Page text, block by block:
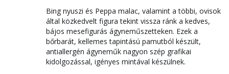
Bing nyuszi és Peppa malac, valamint a többi, ovisok
által közkedvelt figura tekint vissza ránk a kedves,
bájos mesefigurás ágyneműszetteken. Ezek a
bőrbarát, kellemes tapintású pamutból készült,
antiallergén ágyneműk nagyon szép grafikai
kidolgozással, igényes mintával készülnek.